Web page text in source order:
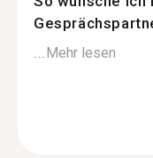
...Mehr lesen